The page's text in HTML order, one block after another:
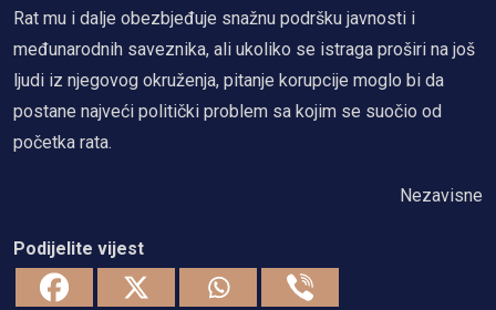
Rat mu i dalje obezbjeđuje snažnu podršku javnosti i
međunarodnih saveznika, ali ukoliko se istraga proširi na još
ljudi iz njegovog okruženja, pitanje korupcije moglo bi da
postane najveći politički problem sa kojim se suočio od
početka rata.
Nezavisne
Podijelite vijest